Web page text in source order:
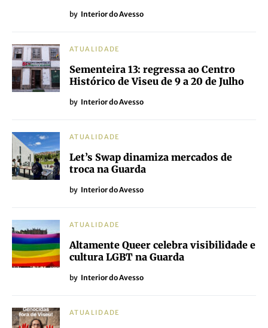
by Interior do Avesso
ATUALIDADE
Sementeira 13: regressa ao Centro
Histórico de Viseu de 9 a 20 de Julho
by Interior do Avesso
ATUALIDADE
Let’s Swap dinamiza mercados de
troca na Guarda
by Interior do Avesso
ATUALIDADE
Altamente Queer celebra visibilidade e
cultura LGBT na Guarda
by Interior do Avesso
ATUALIDADE